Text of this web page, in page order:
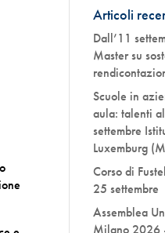
Articoli
Dall’11
Master su
Scuole in
aula: talenti
settembre
Luxemburg
Corso di
25 settembre
Assemblea
Milano 2026